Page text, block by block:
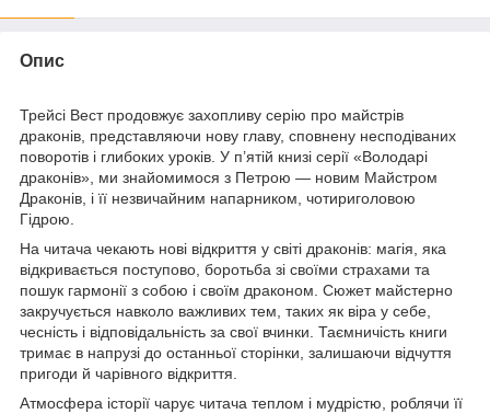
Опис
Трейсі Вест продовжує захопливу серію про майстрів
драконів, представляючи нову главу, сповнену несподіваних
поворотів і глибоких уроків. У п’ятій книзі серії «Володарі
драконів», ми знайомимося з Петрою — новим Майстром
Драконів, і її незвичайним напарником, чотириголовою
Гідрою.
На читача чекають нові відкриття у світі драконів: магія, яка
відкривається поступово, боротьба зі своїми страхами та
пошук гармонії з собою і своїм драконом. Сюжет майстерно
закручується навколо важливих тем, таких як віра у себе,
чесність і відповідальність за свої вчинки. Таємничість книги
тримає в напрузі до останньої сторінки, залишаючи відчуття
пригоди й чарівного відкриття.
Атмосфера історії чарує читача теплом і мудрістю, роблячи її